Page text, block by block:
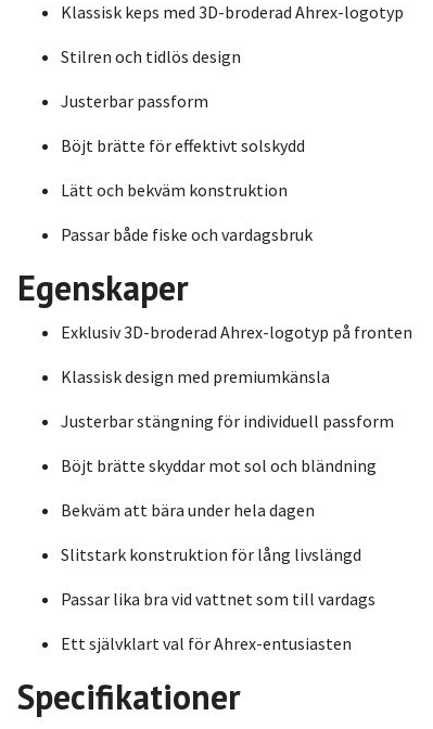
Klassisk keps med 3D-broderad Ahrex-logotyp
Stilren och tidlös design
Justerbar passform
Böjt brätte för effektivt solskydd
Lätt och bekväm konstruktion
Passar både fiske och vardagsbruk
Egenskaper
Exklusiv 3D-broderad Ahrex-logotyp på fronten
Klassisk design med premiumkänsla
Justerbar stängning för individuell passform
Böjt brätte skyddar mot sol och bländning
Bekväm att bära under hela dagen
Slitstark konstruktion för lång livslängd
Passar lika bra vid vattnet som till vardags
Ett självklart val för Ahrex-entusiasten
Specifikationer